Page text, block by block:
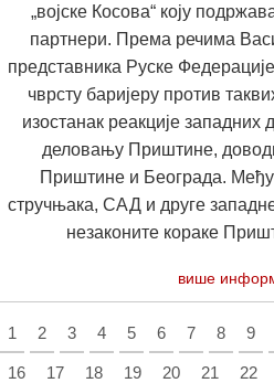
„војске Косова“ коју
партнери. Према речима
представника Руске
чврсту баријеру против
изостанак реакције
деловању Приштине,
Приштине и Београда.
стручњака, САД и друге
незаконите кораке
више
1 2 3 4 5 6 7 8 9
16 17 18 19 20 21 22